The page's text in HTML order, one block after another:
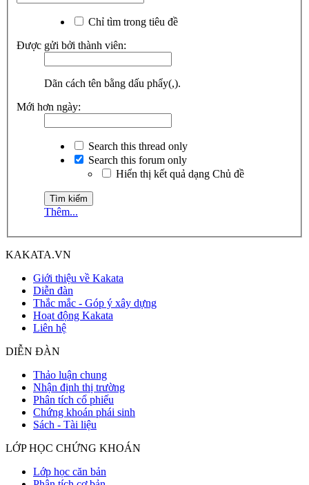
Chỉ tìm trong tiêu đề
Được gửi bởi thành viên:
Dãn cách tên bằng dấu phẩy(,).
Mới hơn ngày:
Search this thread only
Search this forum only
Hiển thị kết quả dạng Chủ đề
Thêm...
KAKATA.VN
Giới thiệu về Kakata
Diễn đàn
Thắc mắc - Góp ý xây dựng
Hoạt động Kakata
Liên hệ
DIỄN ĐÀN
Thảo luận chung
Nhận định thị trường
Phân tích cổ phiếu
Chứng khoán phái sinh
Sách - Tài liệu
LỚP HỌC CHỨNG KHOÁN
Lớp học căn bản